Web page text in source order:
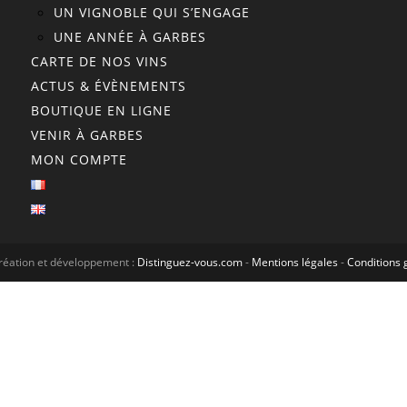
UN VIGNOBLE QUI S’ENGAGE
UNE ANNÉE À GARBES
CARTE DE NOS VINS
ACTUS & ÉVÈNEMENTS
BOUTIQUE EN LIGNE
VENIR À GARBES
MON COMPTE
et développement : Distinguez-vous.com- Mentions légales-Conditions